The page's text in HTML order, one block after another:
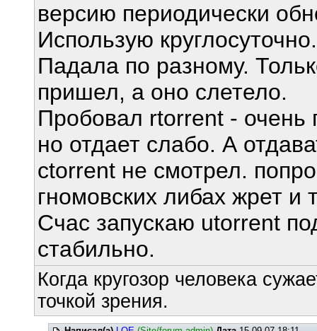
версию периодически
Использую круглосуточно.
Падала по разному.
пришел, а оно слетело.
Пробовал rtorrent - очень
но отдает слабо. А
ctorrent не смотрел.
гномовских либах жрет и
Счас запускаю utorrent
стабильно.
Когда кругозор человека
точкой зрения.